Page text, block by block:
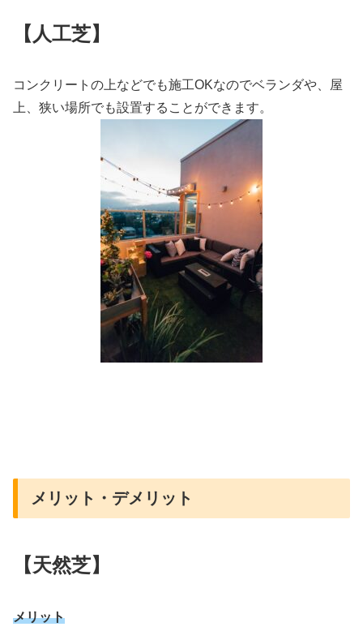
【人工芝】
コンクリートの上などでも施工OKなのでベランダや、屋
上、狭い場所でも設置することができます。
メリット・デメリット
【天然芝】
メリット